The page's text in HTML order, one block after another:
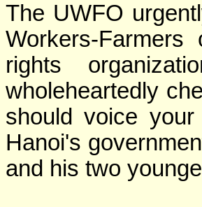
The UWFO
Workers-Farmers
rights
wholeheartedly
should voice
Hanoi's
and his two